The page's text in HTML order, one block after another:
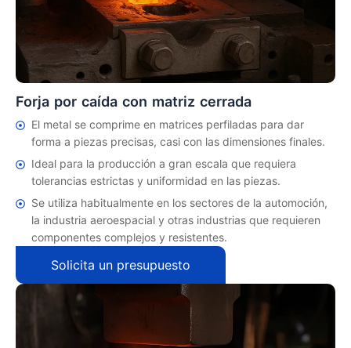
Forja por caída con matriz cerrada
El metal se comprime en matrices perfiladas para dar
forma a piezas precisas, casi con las dimensiones finales.
Ideal para la producción a gran escala que requiera
tolerancias estrictas y uniformidad en las piezas.
Se utiliza habitualmente en los sectores de la automoción,
la industria aeroespacial y otras industrias que requieren
componentes complejos y resistentes.
Solicita un presupuesto